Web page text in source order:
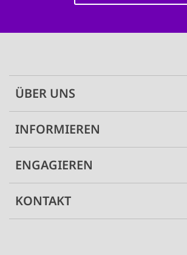
ÜBER UNS
INFORMIEREN
ENGAGIEREN
KONTAKT